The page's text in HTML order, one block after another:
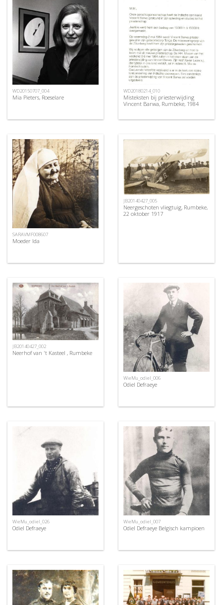
WD20150707_004
Mia Pieters, Roeselare
WD20180214_010
Misteksten bij priesterwijding
Vincent Barwa, Rumbeke, 1984
SARAVMF008607
Moeder Ida
JB20140427_005
Neergeschoten vliegtuig, Rumbeke,
22 oktober 1917
JB20140427_002
Neerhof van 't Kasteel , Rumbeke
WieMu_odiel_006
Odiel Defraeye
WieMu_odiel_026
Odiel Defraeye
WieMu_odiel_007
Odiel Defraeye Belgisch kampioen